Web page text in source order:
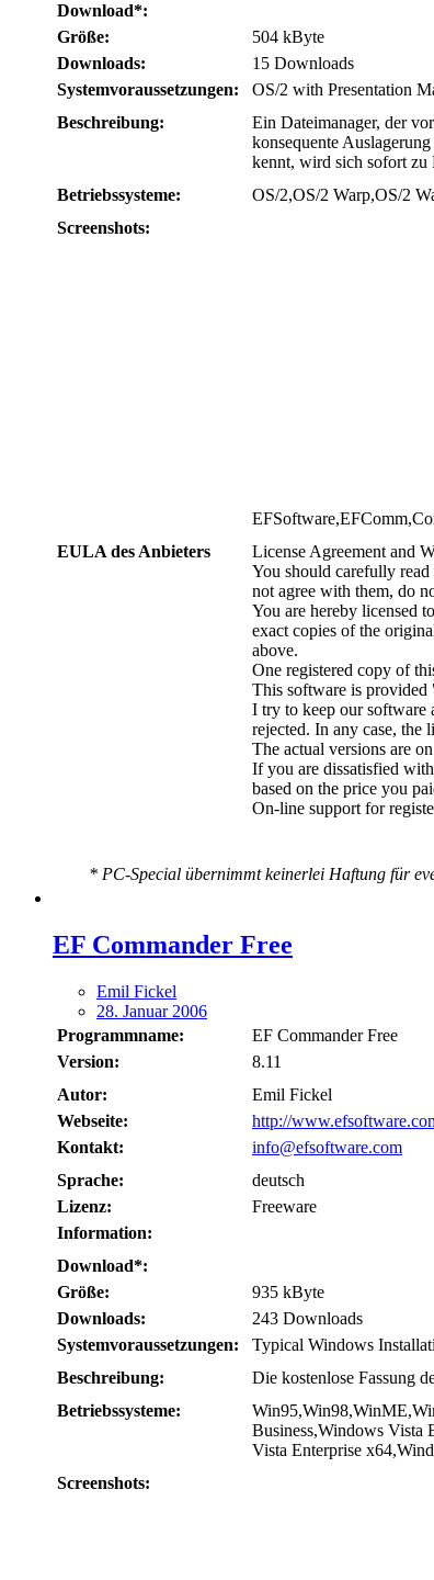
Download*:
Größe:
504 kByte
Downloads:
15 Downloads
Systemvoraussetzungen:
OS/2 with Presentation
Beschreibung:
Ein Dateimanager, der
konsequente
kennt, wird sich sofort zu
Betriebssysteme:
OS/2,OS/2 Warp,OS/2
Screenshots:
EULA des Anbieters
License Agreement and
You should carefully
not agree with them, do
You are hereby licensed
exact copies of the
above.
One registered copy of
This software is provided
I try to keep our software
rejected. In any case, the
The actual versions are
If you are dissatisfied
based on the price you
On-line support for
* PC-Special übernimmt keinerlei Haftung für
EF Commander Free
Emil Fickel
28. Januar 2006
Programmname:
EF Commander Free
Version:
8.11
Autor:
Emil Fickel
Webseite:
http://
Kontakt:
info@efsoftware.com
Sprache:
deutsch
Lizenz:
Freeware
Information:
Download*:
Größe:
935 kByte
Downloads:
243 Downloads
Systemvoraussetzungen:
Typical Windows
Beschreibung:
Die kostenlose Fassung
Betriebssysteme:
Business,Windows Vista
Vista Enterprise
Screenshots: